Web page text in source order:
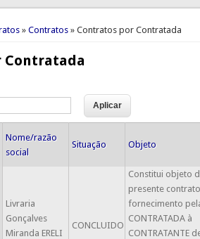
Legislação
Canais
» Contratos» Contratos por Contratada
Contratada
Nome/razão
social
Situação Objeto
Livraria
Gonçalves
Miranda ERELI
CONCLUIDO
Constitui objeto
presente
fornecimento
CONTRATADA à
CONTRATANTE